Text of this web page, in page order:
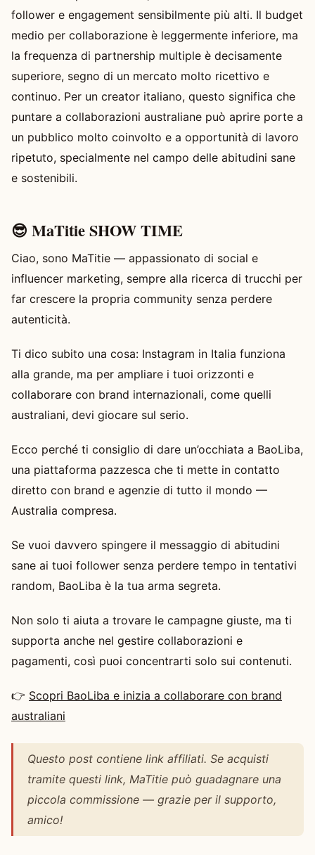
follower e engagement sensibilmente più alti. Il budget
medio per collaborazione è leggermente inferiore, ma
la frequenza di partnership multiple è decisamente
superiore, segno di un mercato molto ricettivo e
continuo. Per un creator italiano, questo significa che
puntare a collaborazioni australiane può aprire porte a
un pubblico molto coinvolto e a opportunità di lavoro
ripetuto, specialmente nel campo delle abitudini sane
e sostenibili.
😎 MaTitie SHOW TIME
Ciao, sono MaTitie — appassionato di social e
influencer marketing, sempre alla ricerca di trucchi per
far crescere la propria community senza perdere
autenticità.
Ti dico subito una cosa: Instagram in Italia funziona
alla grande, ma per ampliare i tuoi orizzonti e
collaborare con brand internazionali, come quelli
australiani, devi giocare sul serio.
Ecco perché ti consiglio di dare un’occhiata a BaoLiba,
una piattaforma pazzesca che ti mette in contatto
diretto con brand e agenzie di tutto il mondo —
Australia compresa.
Se vuoi davvero spingere il messaggio di abitudini
sane ai tuoi follower senza perdere tempo in tentativi
random, BaoLiba è la tua arma segreta.
Non solo ti aiuta a trovare le campagne giuste, ma ti
supporta anche nel gestire collaborazioni e
pagamenti, così puoi concentrarti solo sui contenuti.
👉 Scopri BaoLiba e inizia a collaborare con brand
australiani
Questo post contiene link affiliati. Se acquisti
tramite questi link, MaTitie può guadagnare una
piccola commissione — grazie per il supporto,
amico!